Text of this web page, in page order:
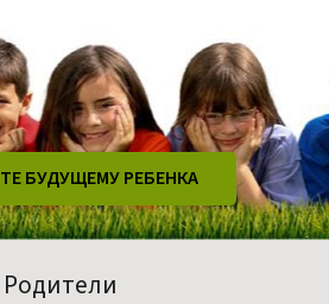
БУДУЩЕМУ РЕБЕНКА
Родители